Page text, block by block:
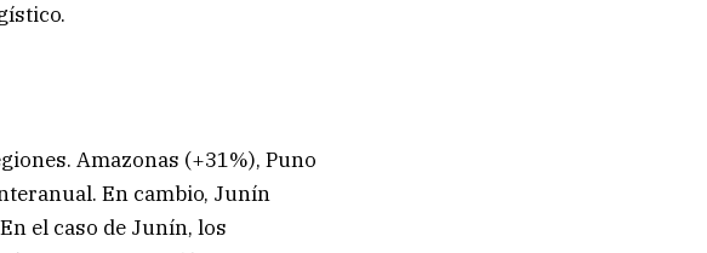
Amazonas (+31%), Puno
En cambio, Junín
el caso de Junín, los